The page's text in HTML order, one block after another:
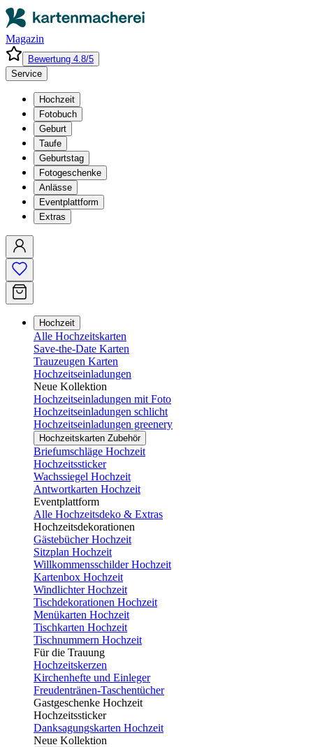
Magazin
Bewertung 4.8/5
Service
Hochzeit
Fotobuch
Geburt
Taufe
Geburtstag
Fotogeschenke
Anlässe
Eventplattform
Extras
Hochzeit
Alle Hochzeitskarten
Save-the-Date Karten
Trauzeugen Karten
Hochzeitseinladungen
Neue Kollektion
Hochzeitseinladungen mit Foto
Hochzeitseinladungen schlicht
Hochzeitseinladungen greenery
Hochzeitskarten Zubehör
Briefumschläge Hochzeit
Hochzeitssticker
Wachssiegel Hochzeit
Antwortkarten Hochzeit
Eventplattform
Alle Hochzeitsdeko & Extras
Hochzeitsdekorationen
Gästebücher Hochzeit
Sitzplan Hochzeit
Willkommensschilder Hochzeit
Kartenbox Hochzeit
Windlichter Hochzeit
Tischdekorationen Hochzeit
Menükarten Hochzeit
Tischkarten Hochzeit
Tischnummern Hochzeit
Für die Trauung
Hochzeitskerzen
Kirchenhefte und Einleger
Freudentränen-Taschentücher
Gastgeschenke Hochzeit
Hochzeitssticker
Danksagungskarten Hochzeit
Neue Kollektion